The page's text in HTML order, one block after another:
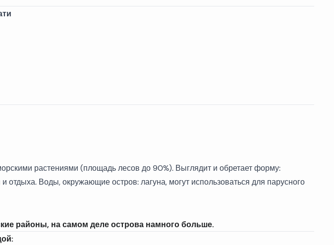
растениями (площадь лесов до 90%). Выглядит и обретает форму:
отдыха. Воды, окружающие остров: лагуна, могут использоваться для парусного
районы, на самом деле острова намного больше.